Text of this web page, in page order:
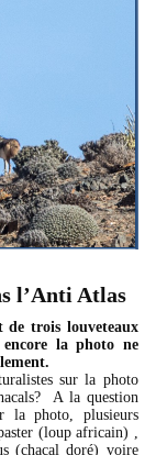
l’Anti Atlas
trois louveteaux
la photo ne
sur la photo
A la question
la photo, plusieurs
(loup africain) ,
(chacal doré) voire